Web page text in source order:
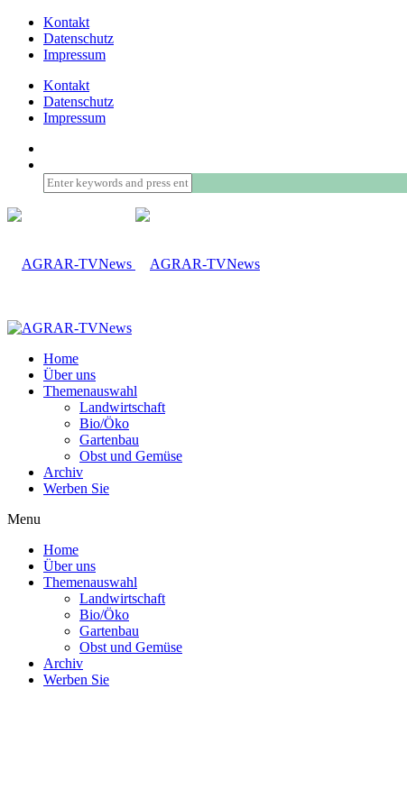
Kontakt
Datenschutz
Impressum
Kontakt
Datenschutz
Impressum
Home
Über uns
Themenauswahl
Landwirtschaft
Bio/Öko
Gartenbau
Obst und Gemüse
Archiv
Werben Sie
Menu
Home
Über uns
Themenauswahl
Landwirtschaft
Bio/Öko
Gartenbau
Obst und Gemüse
Archiv
Werben Sie